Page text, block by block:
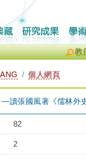
教
個人網頁
讀張國風著《儒林外
82
2